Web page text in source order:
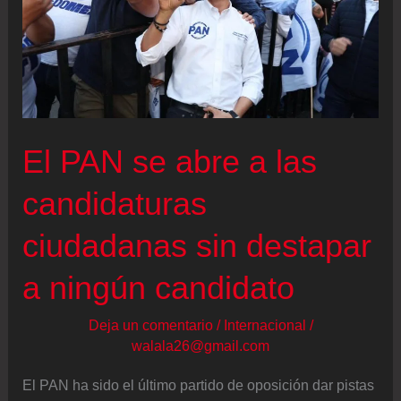
El PAN se abre a las
candidaturas
ciudadanas sin destapar
a ningún candidato
Deja un comentario / Internacional /
walala26@gmail.com
El PAN ha sido el último partido de oposición dar pistas